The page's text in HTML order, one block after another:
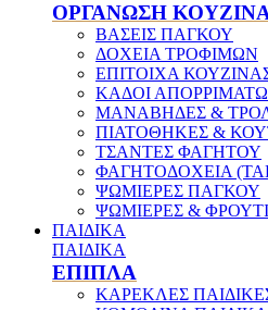
ΟΡΓΑΝΩΣΗ
ΒΑΣΕΙΣ ΠΑΓΚΟΥ
ΔΟΧΕΙΑ ΤΡΟΦΙΜΩΝ
ΕΠΙΤΟΙΧΑ
ΚΑΔΟΙ
ΜΑΝΑΒΗΔΕΣ &
ΠΙΑΤΟΘΗΚΕΣ &
ΤΣΑΝΤΕΣ ΦΑΓΗΤΟΥ
ΦΑΓΗΤΟΔΟΧΕΙΑ
ΨΩΜΙΕΡΕΣ ΠΑΓΚΟΥ
ΨΩΜΙΕΡΕΣ &
ΠΑΙΔΙΚΑ
ΠΑΙΔΙΚΑ
ΕΠΙΠΛΑ
ΚΑΡΕΚΛΕΣ